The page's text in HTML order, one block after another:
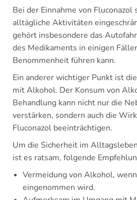
Bei der Einnahme von
alltägliche Aktivitäten
gehört insbesondere das
des Medikaments in einigen
Benommenheit führen kann.
Ein anderer wichtiger Punkt ist
mit Alkohol. Der Konsum von
Behandlung kann nicht nur die
verstärken, sondern auch die
Fluconazol beeinträchtigen.
Um die Sicherheit im
ist es ratsam, folgende
Vermeidung von Alkohol,
eingenommen wird.